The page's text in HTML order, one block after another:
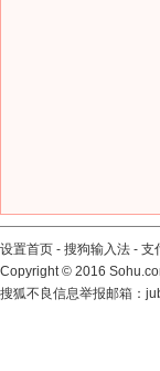
设置首页 - 搜狗输入法 - 支
Copyright© 2016
搜狐不良信息举报邮箱：